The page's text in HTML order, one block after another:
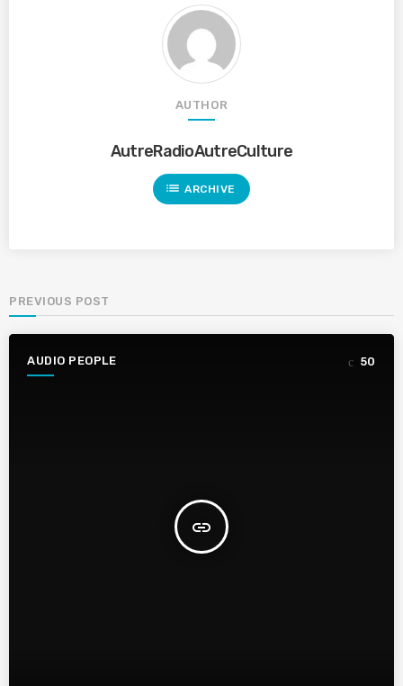
AUTHOR
AutreRadioAutreCulture
list ARCHIVE
PREVIOUS POST
AUDIO PEOPLE
insert_link
50